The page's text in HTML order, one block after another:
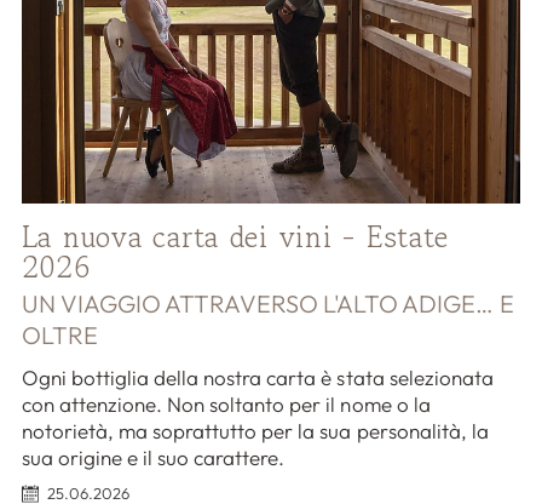
La nuova carta dei vini - Estate
2026
UN VIAGGIO ATTRAVERSO L'ALTO ADIGE… E
OLTRE
Ogni bottiglia della nostra carta è stata selezionata
con attenzione. Non soltanto per il nome o la
notorietà, ma soprattutto per la sua personalità, la
sua origine e il suo carattere.
25.06.2026